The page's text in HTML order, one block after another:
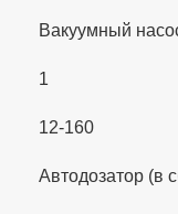
Вакуумный
1
12-160
Автодозатор (в